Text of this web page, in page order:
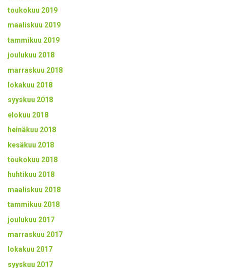
toukokuu 2019
maaliskuu 2019
tammikuu 2019
joulukuu 2018
marraskuu 2018
lokakuu 2018
syyskuu 2018
elokuu 2018
heinäkuu 2018
kesäkuu 2018
toukokuu 2018
huhtikuu 2018
maaliskuu 2018
tammikuu 2018
joulukuu 2017
marraskuu 2017
lokakuu 2017
syyskuu 2017